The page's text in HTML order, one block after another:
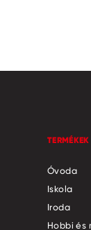
TERMÉKEK
Óvoda
Iskola
Iroda
Hobbi és